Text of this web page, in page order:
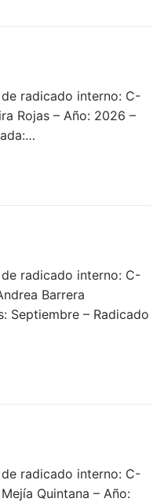
radicado interno: C-
Rojas – Año: 2026 –
radicado interno: C-
Barrera
Septiembre – Radicado
radicado interno: C-
Quintana – Año: